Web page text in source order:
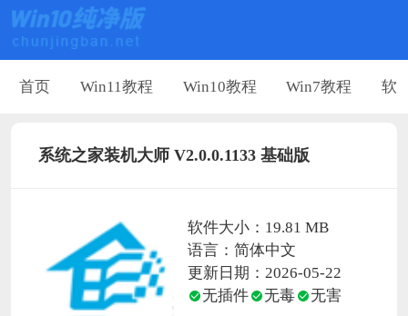
首页 Win11教程 Win10教程 Win7教程 软
系统之家装机大师 V2.0.0.1133 基础版
软件大小：19.81 MB
语言：简体中文
更新日期：2026-05-22
无插件
无毒 无害